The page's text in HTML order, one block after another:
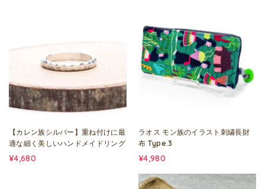
【カレン族シルバー】重ね付けに最
適な細く美しいハンドメイドリング
¥4,680
ラオス モン族のイラスト刺繍長財
布 Type.3
¥4,980